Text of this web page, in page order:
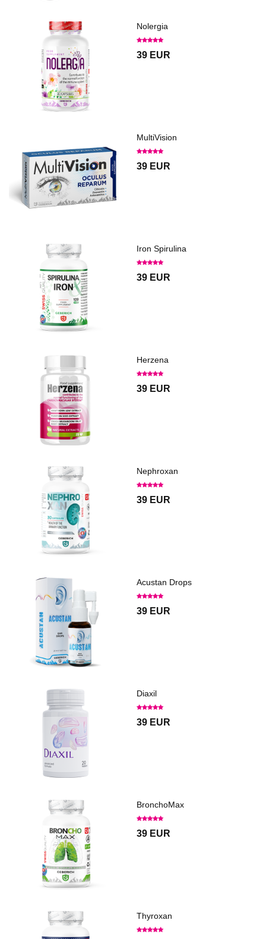
Nolergia
39 EUR
MultiVision
39 EUR
Iron Spirulina
39 EUR
Herzena
39 EUR
Nephroxan
39 EUR
Acustan Drops
39 EUR
Diaxil
39 EUR
BronchoMax
39 EUR
Thyroxan